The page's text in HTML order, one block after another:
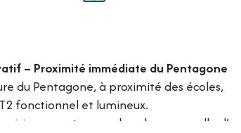
– Proximité immédiate du Pentagone
du Pentagone, à proximité des écoles,
fonctionnel et lumineux.
ouverte, une chambre, une salle d’eau